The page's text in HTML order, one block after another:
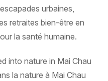
urbaines,
retraites bien-être en
la santé humaine.
la nature à Mai Chau